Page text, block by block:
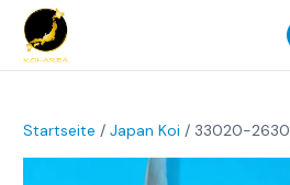
Startseite /Japan Koi / 33020-2630